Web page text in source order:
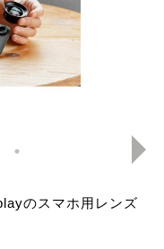
のスマホ用レンズ